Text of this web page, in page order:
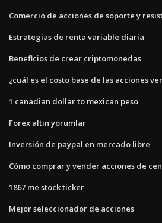
Comercio de acciones de soporte y
Estrategias de renta variable diaria
Beneficios de crear criptomonedas
¿cuál es el costo base de las acciones
1 canadian dollar to mexican peso
Forex altın yorumlar
Inversión de paypal en mercado libre
Cómo comprar y vender acciones de
1867 me stock ticker
Mejor seleccionador de acciones